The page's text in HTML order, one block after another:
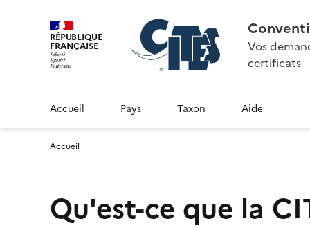
RÉPUBLIQUE
FRANÇAISE
Vos
certificats
Accueil Pays Taxon Aide
Accueil
Qu'est-ce que la